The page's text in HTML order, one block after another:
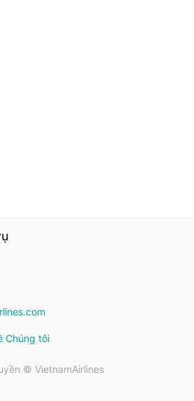
Chúng tôi
© VietnamAirlines